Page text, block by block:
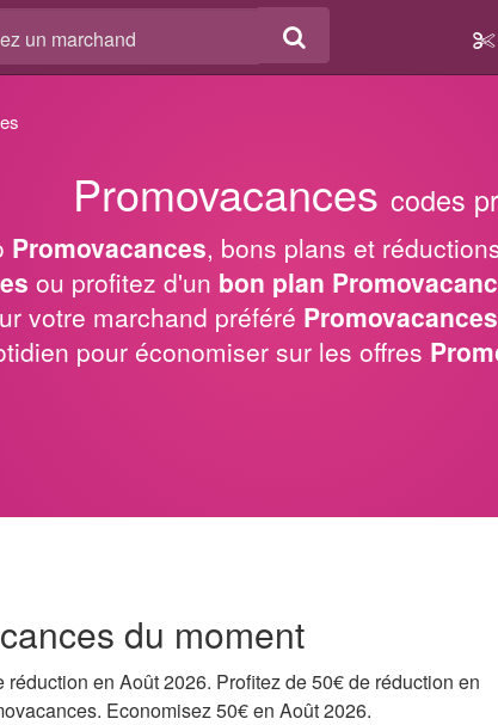
Promovacances codes
Promovacances, bons plans et
ou profitez d'un bon plan
votre marchand préféré Promovacances
pour économiser sur les offres
du moment
en Août 2026. Profitez de 50€ de réduction en
Economisez 50€ en Août 2026.